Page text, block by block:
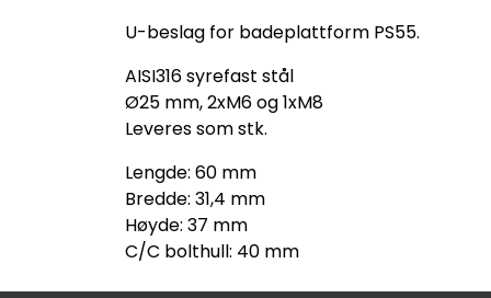
U-beslag for badeplattform PS55.
AISI316 syrefast stål
Ø25 mm, 2xM6 og 1xM8
Leveres som stk.
Lengde: 60 mm
Bredde: 31,4 mm
Høyde: 37 mm
C/C bolthull: 40 mm